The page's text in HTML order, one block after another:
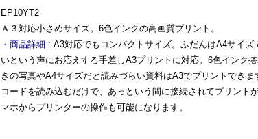
EP10YT2
Ａ３対応小さめサイズ。6色インクの高画質プリント。
・商品詳細 : A3対応でもコンパクトサイズ。ふだんはA4サイ
いという声にお応えする手差しA3プリントに対応。6色インク
きの写真やA4サイズだと読みづらい資料はA3でプリントでき
コードを読み込むだけで、あっという間に接続されてプリント
マホからプリンターの操作も可能になります。